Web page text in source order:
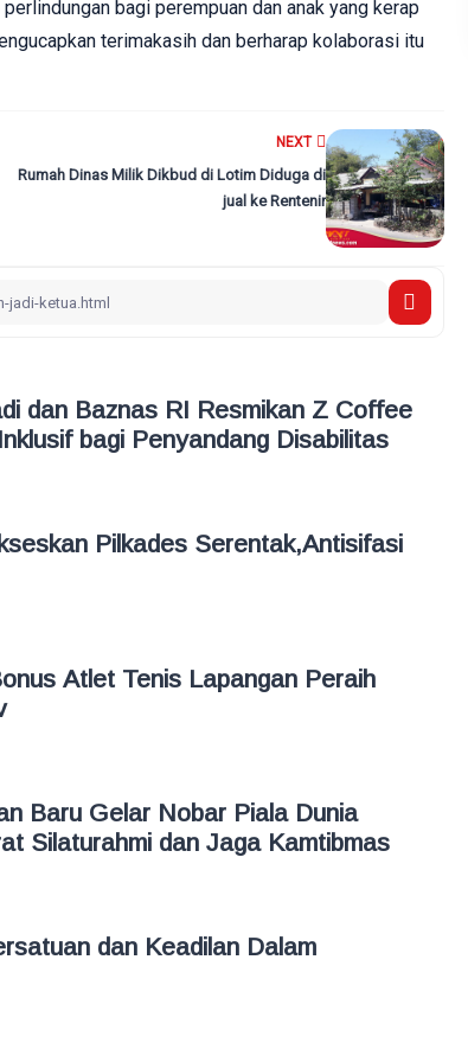
bagi perempuan dan anak yang kerap
terimakasih dan berharap kolaborasi itu
NEXT
Rumah Dinas Milik Dikbud di Lotim Diduga di
jual ke Rentenir
dan Baznas RI Resmikan Z Coffee
bagi Penyandang Disabilitas
Pilkades Serentak,Antisifasi
Atlet Tenis Lapangan Peraih
Baru Gelar Nobar Piala Dunia
Silaturahmi dan Jaga Kamtibmas
dan Keadilan Dalam